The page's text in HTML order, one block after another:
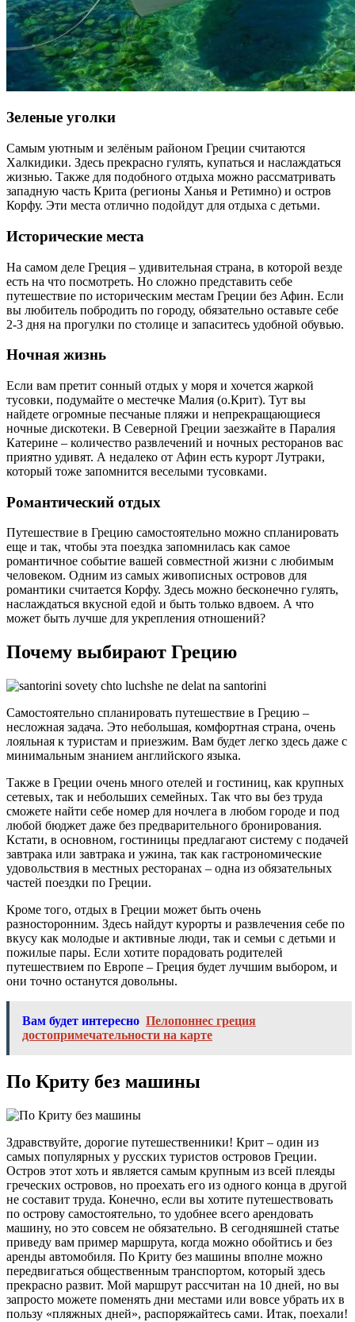
Зеленые уголки
Самым уютным и зелёным районом Греции считаются
Халкидики. Здесь прекрасно гулять, купаться и наслаждаться
жизнью. Также для подобного отдыха можно рассматривать
западную часть Крита (регионы Ханья и Ретимно) и остров
Корфу. Эти места отлично подойдут для отдыха с детьми.
Исторические места
На самом деле Греция – удивительная страна, в которой везде
есть на что посмотреть. Но сложно представить себе
путешествие по историческим местам Греции без Афин. Если
вы любитель побродить по городу, обязательно оставьте себе
2-3 дня на прогулки по столице и запаситесь удобной обувью.
Ночная жизнь
Если вам претит сонный отдых у моря и хочется жаркой
тусовки, подумайте о местечке Малия (о.Крит). Тут вы
найдете огромные песчаные пляжи и непрекращающиеся
ночные дискотеки. В Северной Греции заезжайте в Паралия
Катерине – количество развлечений и ночных ресторанов вас
приятно удивят. А недалеко от Афин есть курорт Лутраки,
который тоже запомнится веселыми тусовками.
Романтический отдых
Путешествие в Грецию самостоятельно можно спланировать
еще и так, чтобы эта поездка запомнилась как самое
романтичное событие вашей совместной жизни с любимым
человеком. Одним из самых живописных островов для
романтики считается Корфу. Здесь можно бесконечно гулять,
наслаждаться вкусной едой и быть только вдвоем. А что
может быть лучше для укрепления отношений?
Почему выбирают Грецию
Самостоятельно спланировать путешествие в Грецию –
несложная задача. Это небольшая, комфортная страна, очень
лояльная к туристам и приезжим. Вам будет легко здесь даже с
минимальным знанием английского языка.
Также в Греции очень много отелей и гостиниц, как крупных
сетевых, так и небольших семейных. Так что вы без труда
сможете найти себе номер для ночлега в любом городе и под
любой бюджет даже без предварительного бронирования.
Кстати, в основном, гостиницы предлагают систему с подачей
завтрака или завтрака и ужина, так как гастрономические
удовольствия в местных ресторанах – одна из обязательных
частей поездки по Греции.
Кроме того, отдых в Греции может быть очень
разносторонним. Здесь найдут курорты и развлечения себе по
вкусу как молодые и активные люди, так и семьи с детьми и
пожилые пары. Если хотите порадовать родителей
путешествием по Европе – Греция будет лучшим выбором, и
они точно останутся довольны.
Вам будет интересно Пелопоннес греция
достопримечательности на карте
По Криту без машины
Здравствуйте, дорогие путешественники! Крит – один из
самых популярных у русских туристов островов Греции.
Остров этот хоть и является самым крупным из всей плеяды
греческих островов, но проехать его из одного конца в другой
не составит труда. Конечно, если вы хотите путешествовать
по острову самостоятельно, то удобнее всего арендовать
машину, но это совсем не обязательно. В сегодняшней статье
приведу вам пример маршрута, когда можно обойтись и без
аренды автомобиля. По Криту без машины вполне можно
передвигаться общественным транспортом, который здесь
прекрасно развит. Мой маршрут рассчитан на 10 дней, но вы
запросто можете поменять дни местами или вовсе убрать их в
пользу «пляжных дней», распоряжайтесь сами. Итак, поехали!